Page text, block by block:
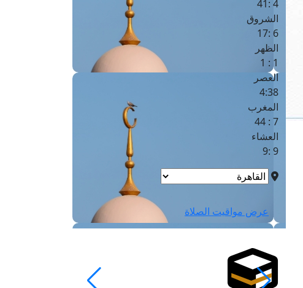
4 :41
الشروق
6 :17
الظهر
1 : 1
العصر
4:38
المغرب
7 : 44
العشاء
9 :9
عرض مواقيت الصلاة